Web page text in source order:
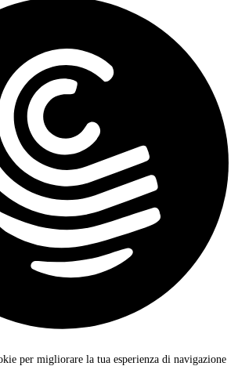
per migliorare la tua esperienza di navigazione